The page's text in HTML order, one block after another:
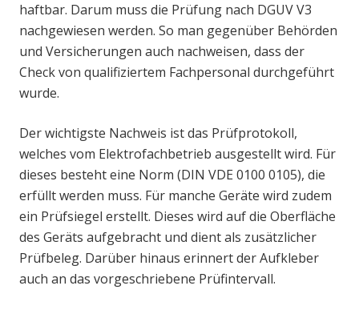
haftbar. Darum muss die Prüfung nach DGUV V3
nachgewiesen werden. So man gegenüber Behörden
und Versicherungen auch nachweisen, dass der
Check von qualifiziertem Fachpersonal durchgeführt
wurde.
Der wichtigste Nachweis ist das Prüfprotokoll,
welches vom Elektrofachbetrieb ausgestellt wird. Für
dieses besteht eine Norm (DIN VDE 0100 0105), die
erfüllt werden muss. Für manche Geräte wird zudem
ein Prüfsiegel erstellt. Dieses wird auf die Oberfläche
des Geräts aufgebracht und dient als zusätzlicher
Prüfbeleg. Darüber hinaus erinnert der Aufkleber
auch an das vorgeschriebene Prüfintervall.